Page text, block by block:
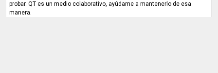
probar. QT es un medio colaborativo, ayúdame a mantenerlo de esa
manera.